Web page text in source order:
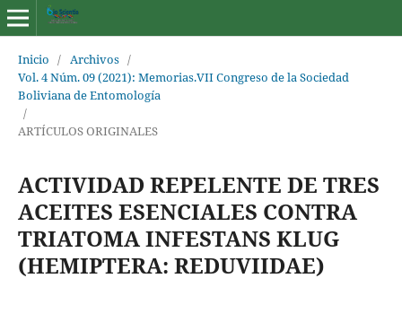
Inicio / Archivos /
Vol. 4 Núm. 09 (2021): Memorias.VII Congreso de la Sociedad
Boliviana de Entomología
/
ARTÍCULOS ORIGINALES
ACTIVIDAD REPELENTE DE TRES
ACEITES ESENCIALES CONTRA
TRIATOMA INFESTANS KLUG
(HEMIPTERA: REDUVIIDAE)